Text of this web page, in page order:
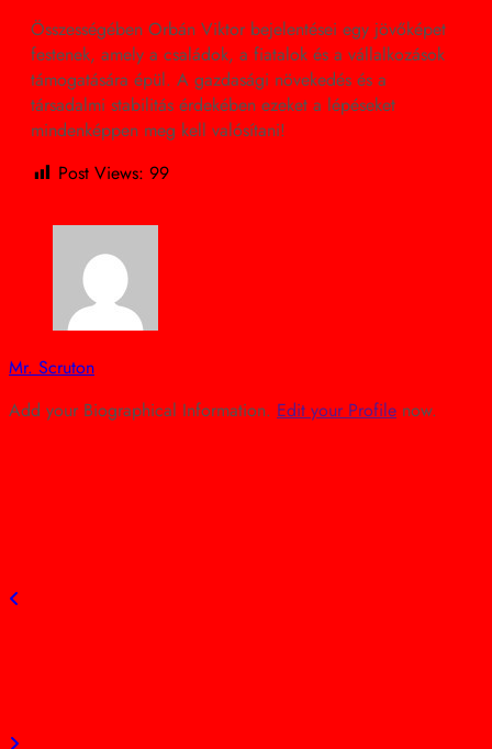
Összességében Orbán Viktor bejelentései egy jövőképet
festenek, amely a családok, a fiatalok és a vállalkozások
támogatására épül. A gazdasági növekedés és a
társadalmi stabilitás érdekében ezeket a lépéseket
mindenképpen meg kell valósítani!
Post Views: 99
Mr. Scruton
Add your Biographical Information. Edit your Profile now.